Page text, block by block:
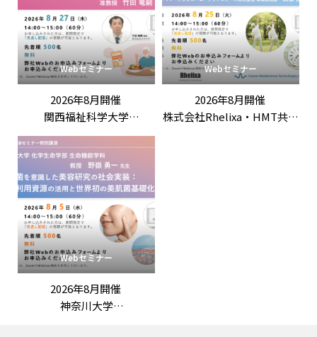
Webセミナー
2026年8月開催
関西福祉科学大学
竹田竜嗣 先生 特別講演
「第3回機能性表示ラボ：
ロンジェビティ市場の最新
動向と「機能性表示食品」
の評価戦略
――拡大する抗老化ニーズに応
える臨床試験設計と作用機
序の組み立て方」
Webセミナー
2026年8月開催
株式会社Rhelixa・HMT共催
Webセミナー
2026年8月開催
神奈川大学